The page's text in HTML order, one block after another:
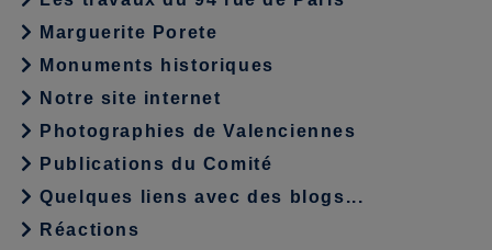
Marguerite Porete
Monuments historiques
Notre site internet
Photographies de Valenciennes
Publications du Comité
Quelques liens avec des blogs...
Réactions